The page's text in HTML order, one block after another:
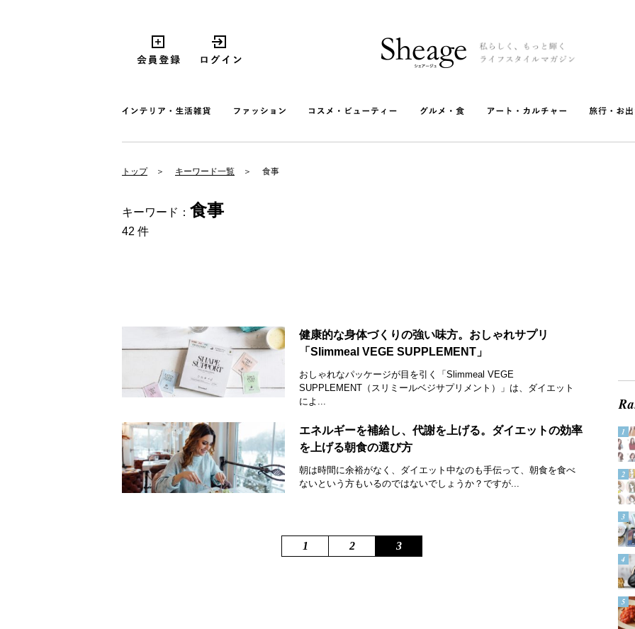
トップ キーワード一覧 食事
キーワード： 食事
42 件
健康的な身体づくりの強い味方。おしゃれサプリ
「Slimmeal VEGE SUPPLEMENT」
おしゃれなパッケージが目を引く「Slimmeal VEGE
SUPPLEMENT（スリミールベジサプリメント）」は、ダイエット
によ...
エネルギーを補給し、代謝を上げる。ダイエットの効率
を上げる朝食の選び方
朝は時間に余裕がなく、ダイエット中なのも手伝って、朝食を食べ
ないという方もいるのではないでしょうか？ですが...
1 2 3